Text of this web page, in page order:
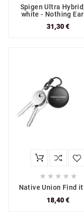
Spigen Ultra
white - Nothing
31,30 €
    
Native Union Find it
18,40 €